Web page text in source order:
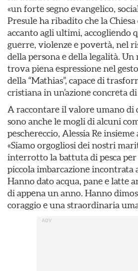
«un forte segno evangelico,
Presule ha ribadito che la
accanto agli ultimi, accogliendo
guerre, violenze e povertà, nel
della persona e della legalità. Un
trova piena espressione nel
della “Mathias”, capace di
cristiana in un’azione concreta di
A raccontare il valore umano di
sono anche le mogli di alcuni
peschereccio, Alessia Re insieme
«Siamo orgogliosi dei nostri
interrotto la battuta di pesca
piccola imbarcazione incontrata
Hanno dato acqua, pane e latte
di appena un anno. Hanno
coraggio e una straordinaria